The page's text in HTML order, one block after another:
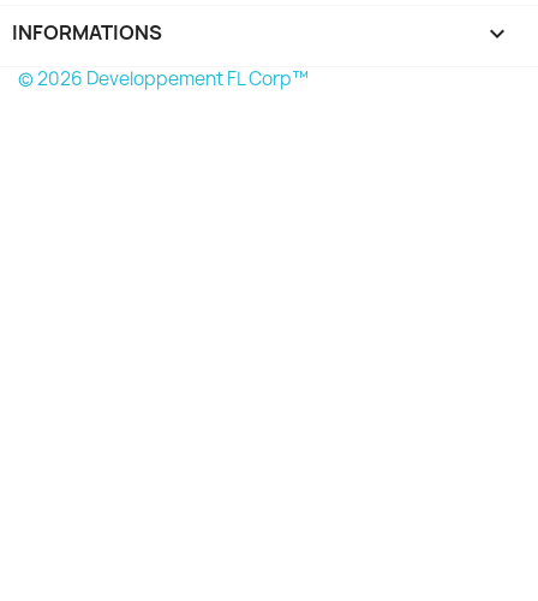
INFORMATIONS keyboard_arrow_down
© 2026 Developpement FL Corp™